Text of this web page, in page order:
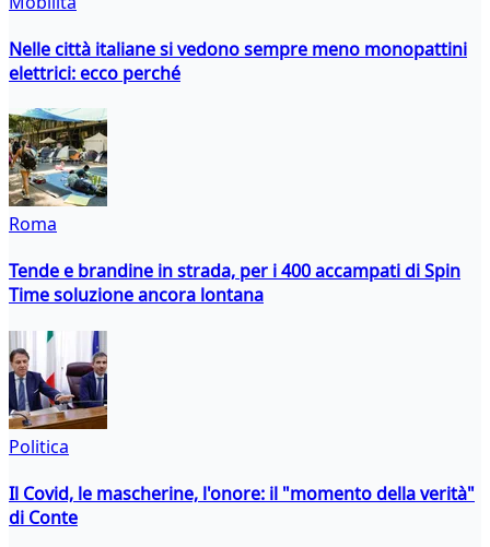
Nelle città italiane si vedono sempre meno monopattini
elettrici: ecco perché
Roma
Tende e brandine in strada, per i 400 accampati di Spin
Time soluzione ancora lontana
Politica
Il Covid, le mascherine, l'onore: il "momento della verità"
di Conte